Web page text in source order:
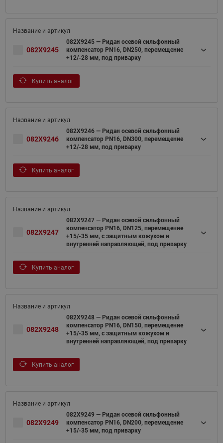
082X9245
082X9245 — Ридан осевой сильфонный
компенсатор PN16, DN250, перемещение
+12/-28 мм, под приварку
Купить аналог
082X9246
082X9246 — Ридан осевой сильфонный
компенсатор PN16, DN300, перемещение
+12/-28 мм, под приварку
Купить аналог
082X9247
082X9247 — Ридан осевой сильфонный
компенсатор PN16, DN125, перемещение
+15/-35 мм, с защитным кожухом и
внутренней направляющей, под приварку
Купить аналог
082X9248
082X9248 — Ридан осевой сильфонный
компенсатор PN16, DN150, перемещение
+15/-35 мм, с защитным кожухом и
внутренней направляющей, под приварку
Купить аналог
082X9249
082X9249 — Ридан осевой сильфонный
компенсатор PN16, DN200, перемещение
+15/-35 мм, под приварку